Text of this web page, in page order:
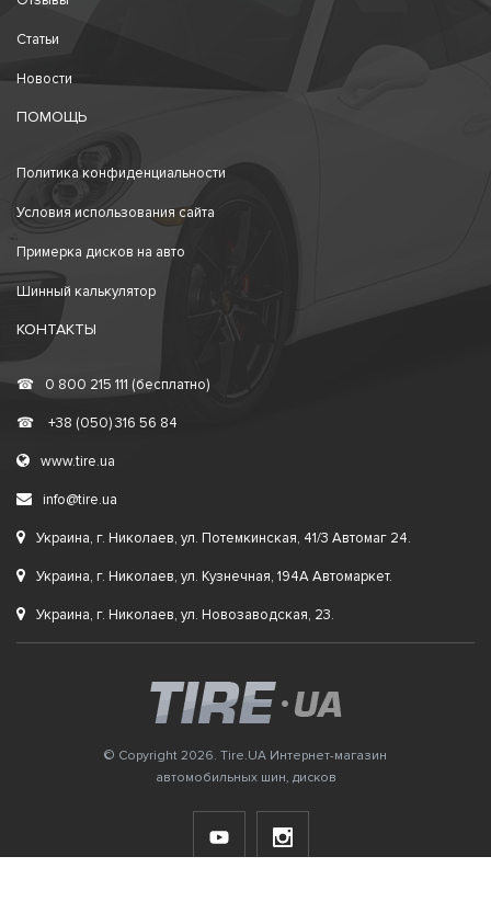
Статьи
Новости
ПОМОЩЬ
Политика конфиденциальности
Условия использования сайта
Примерка дисков на авто
Шинный калькулятор
КОНТАКТЫ
☎ 0 800 215 111 (бесплатно)
☎ +38 (050) 316 56 84
www.tire.ua
info@tire.ua
Украина, г. Николаев, ул. Потемкинская, 41/3 Автомаг 24.
Украина, г. Николаев, ул. Кузнечная, 194А Автомаркет.
Украина, г. Николаев, ул. Новозаводская, 23.
© Copyright 2026. Tire.UA Интернет-магазин
автомобильных шин, дисков